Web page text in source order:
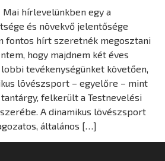
hírlevelünkben egy a
és növekvő jelentősége
fontos hírt szeretnék megosztani
hogy majdnem két éves
tevékenységünket követően,
lövészsport – egyelőre – mint
felkerült a Testnevelési
A dinamikus lövészsport
általános […]